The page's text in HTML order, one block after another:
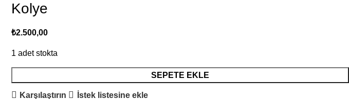
Kolye
₺2.500,00
1 adet stokta
SEPETE EKLE
Karşılaştırın İstek listesine ekle